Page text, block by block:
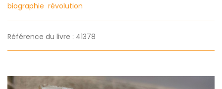
biographie révolution
Référence du livre : 41378